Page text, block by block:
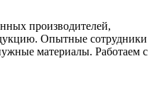
производителей,
Опытные сотрудники
материалы. Работаем с